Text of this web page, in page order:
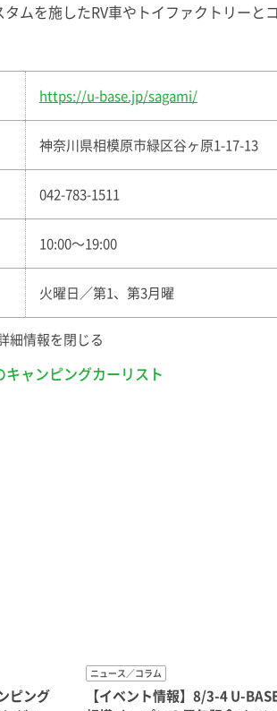
ムを施したRV車やトイファクトリーと
https://u-base.jp/sagami/
神奈川県相模原市緑区谷ヶ原1-17-13
042-783-1511
10:00〜19:00
火曜日／第1、第3月曜
細情報を
キャンピングカーリスト
ピング
ニュース／コラム
【イベント情報】8/3-4 U-